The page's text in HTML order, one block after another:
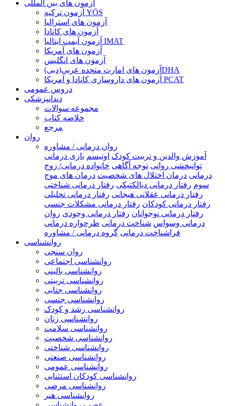
آزمون های بین المللی
آزمون تركيه YÖS
آزمون های استرالیا
آزمون های کانادا
آزمون آیمت ایتالیا IMAT
آزمون های آمریکا
آزمون های انگلیس
آزمون های امارت متحده عربی(دبی)DHA
آزمون های داروسازی کانادا و آمریکا PCAT
دروس عمومی
دندانپزشکی
مجموعه سوالات
خلاصه کتاب
مرجع
روان
روان درمانی / مشاوره
آموزش والدین و تربیت کودک اوتیسم بازی درمانی
توانبخشی روانی توجه آگاهی خانواده درمانی/ زوج
درمانی درمان اختلال های شخصیت درمان های موج
سوم رفتار درمانی دیالکتیکی رفتار درمانی شناختی
رفتار درمانی عقلانی هیجانی رفتار درمانی تحلیلی
رفتار درمانی کودکان رفتار درمانی مشکلات جنسی
رفتار درمانی نوجوانان رفتار درمانی وجودی روان
درمانی وسواس شناخت درمانی طرحواره درمانی
فراشناخت درمانی گروه درمانی / مشاوره
روانشناسی
روان سنجی
روانشناسی اجتماعی
روانشناسی بالینی
روانشناسی تربیتی
روانشناسی جنایی
روانشناسی جنسی
روانشناسی رشد و کودک
روانشناسی زنان
روانشناسی سلامت
روانشناسی شخصیت
روانشناسی شناختی
روانشناسی صنعتی
روانشناسی عمومی
روانشناسی کودکان استثنایی
روانشناسی مرضی
روانشناسی هنر